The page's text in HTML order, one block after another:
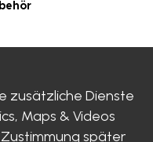
zusätzliche Dienste
Maps & Videos
später